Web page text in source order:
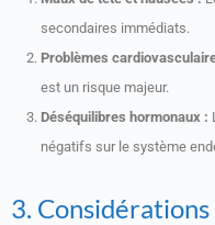
secondaires immédiats.
Problèmes
est un risque majeur.
Déséquilibres hormonaux :
négatifs sur le système
3.